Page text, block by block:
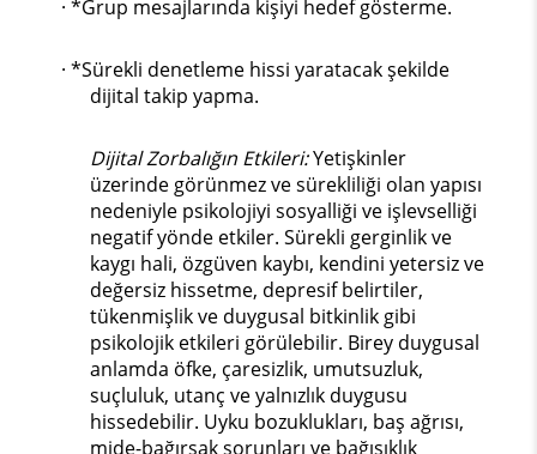
· *Grup mesajlarında kişiyi hedef gösterme.
· *Sürekli denetleme hissi yaratacak şekilde
dijital takip yapma.
Dijital Zorbalığın Etkileri:Yetişkinler
üzerinde görünmez ve sürekliliği olan yapısı
nedeniyle psikolojiyi sosyalliği ve işlevselliği
negatif yönde etkiler. Sürekli gerginlik ve
kaygı hali, özgüven kaybı, kendini yetersiz ve
değersiz hissetme, depresif belirtiler,
tükenmişlik ve duygusal bitkinlik gibi
psikolojik etkileri görülebilir. Birey duygusal
anlamda öfke, çaresizlik, umutsuzluk,
suçluluk, utanç ve yalnızlık duygusu
hissedebilir. Uyku bozuklukları, baş ağrısı,
mide-bağırsak sorunları ve bağışıklık